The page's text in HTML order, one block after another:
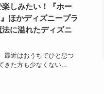
しみたい！『ホー
ほかディズニープラ
に溢れたディズニ
最近はおうちでひと息つ
きた方も少なくない...